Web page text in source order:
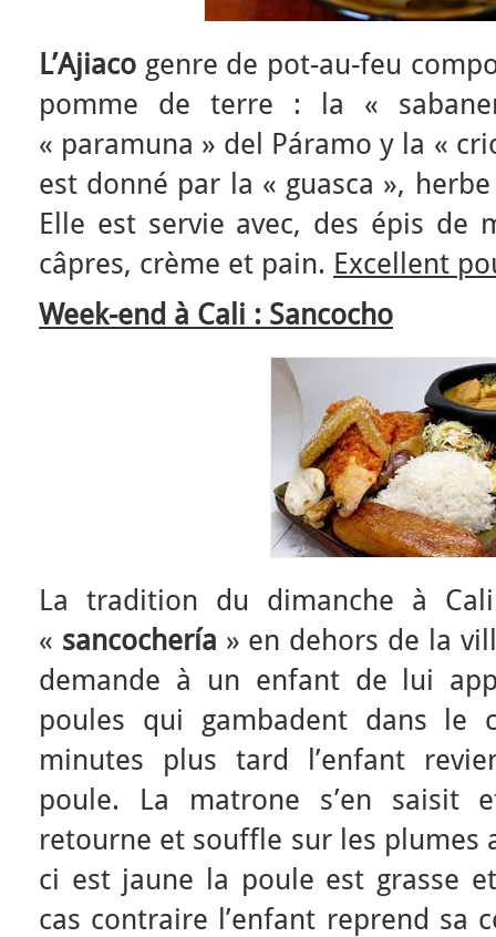
L’Ajiaco genre de pot-au-feu
pomme de terre : la «
« paramuna » del Páramo y la «
est donné par la « guasca »,
Elle est servie avec, des épis de
câpres, crème et pain. Excellent
Week-end à Cali : Sancocho
La tradition du dimanche à
« sancochería » en dehors de la
demande à un enfant de lui
poules qui gambadent dans le
minutes plus tard l’enfant
poule. La matrone s’en saisit
retourne et souffle sur les plumes
ci est jaune la poule est grasse
cas contraire l’enfant reprend sa